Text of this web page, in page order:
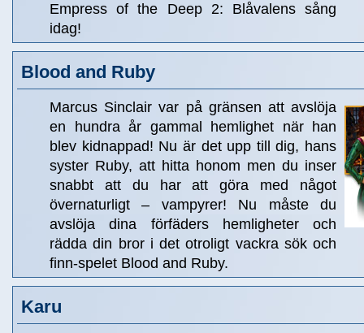
Empress of the Deep 2: Blåvalens sång
idag!
Blood and Ruby
Marcus Sinclair var på gränsen att avslöja
en hundra år gammal hemlighet när han
blev kidnappad! Nu är det upp till dig, hans
syster Ruby, att hitta honom men du inser
snabbt att du har att göra med något
övernaturligt – vampyrer! Nu måste du
avslöja dina förfäders hemligheter och
rädda din bror i det otroligt vackra sök och
finn-spelet Blood and Ruby.
Karu